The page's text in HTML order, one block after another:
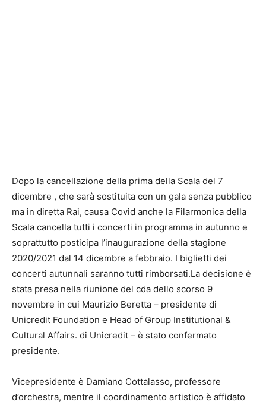
Dopo la cancellazione della prima della Scala del 7
dicembre , che sarà sostituita con un gala senza pubblico
ma in diretta Rai, causa Covid anche la Filarmonica della
Scala cancella tutti i concerti in programma in autunno e
soprattutto posticipa l’inaugurazione della stagione
2020/2021 dal 14 dicembre a febbraio. I biglietti dei
concerti autunnali saranno tutti rimborsati.La decisione è
stata presa nella riunione del cda dello scorso 9
novembre in cui Maurizio Beretta – presidente di
Unicredit Foundation e Head of Group Institutional &
Cultural Affairs. di Unicredit – è stato confermato
presidente.
Vicepresidente è Damiano Cottalasso, professore
d’orchestra, mentre il coordinamento artistico è affidato